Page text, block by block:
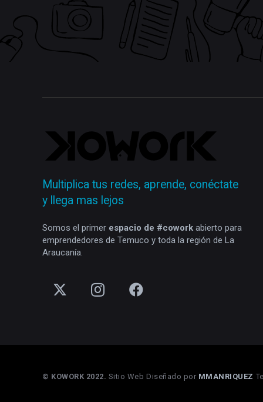
Multiplica tus redes, aprende, conéctate
y llega mas lejos
Somos el primer espacio de #cowork abierto para
emprendedores de Temuco y toda la región de La
Araucanía.
© KOWORK 2022. Sitio Web Diseñado por MMANRIQUEZ